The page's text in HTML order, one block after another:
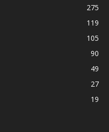
275
119
105
90
49
27
19